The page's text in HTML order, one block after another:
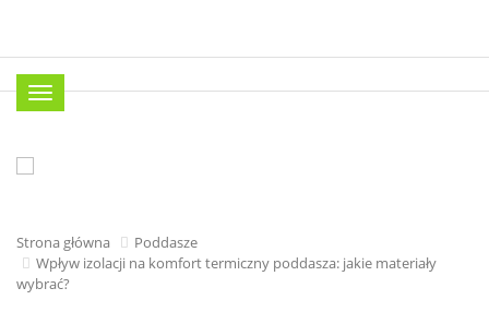
Menu
Strona główna
Poddasze
Wpływ izolacji na komfort termiczny poddasza: jakie materiały
wybrać?